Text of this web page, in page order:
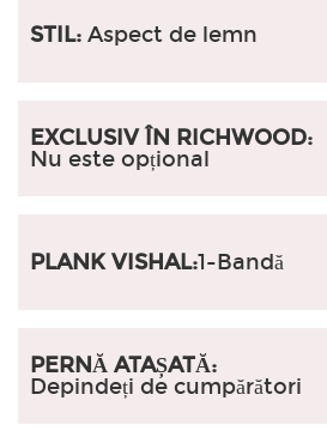
STIL: Aspect de lemn
EXCLUSIV ÎN RICHWOOD:
Nu este opțional
PLANK VISHAL:1-Bandă
PERNĂ ATAȘATĂ:
Depindeți de cumpărători